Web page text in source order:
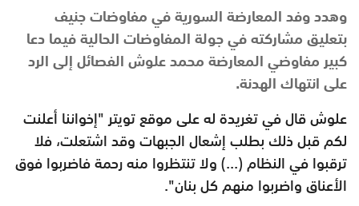
وهدد وفد المعارضة السورية في مفاوضات جنيف
بتعليق مشاركته في جولة المفاوضات الحالية فيما دعا
كبير مفاوضي المعارضة محمد علوش الفصائل إلى الرد
على انتهاك الهدنة.
علوش قال في تغريدة له على موقع تويتر "إخواننا أعلنت
لكم قبل ذلك بطلب إشعال الجبهات وقد اشتعلت، فلا
ترقبوا في النظام (...) ولا تنتظروا منه رحمة فاضربوا فوق
الأعناق واضربوا منهم كل بنان".